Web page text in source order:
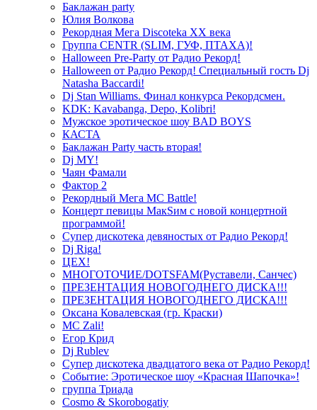
Баклажан party
Юлия Волкова
Рекордная Мега Discoteka XX века
Группа CENTR (SLIM, ГУФ, ПТАХА)!
Halloween Pre-Party от Радио Рекорд!
Halloween от Радио Рекорд! Специальный гость Dj
Natasha Baccardi!
Dj Stan Williams. Финал конкурса Рекордсмен.
KDK: Kavabanga, Depo, Kolibri!
Мужское эротическое шоу BAD BOYS
КАСТА
Баклажан Party часть вторая!
Dj MY!
Чаян Фамали
Фактор 2
Рекордный Мега МС Battle!
Концерт певицы МакSим с новой концертной
программой!
Супер дискотека девяностых от Радио Рекорд!
Dj Riga!
ЦЕХ!
МНОГОТОЧИЕ/DOTSFAM(Руставели, Санчес)
ПРЕЗЕНТАЦИЯ НОВОГОДНЕГО ДИСКА!!!
ПРЕЗЕНТАЦИЯ НОВОГОДНЕГО ДИСКА!!!
Оксана Ковалевская (гр. Краски)
MC Zali!
Егор Крид
Dj Rublev
Супер дискотека двадцатого века от Радио Рекорд!
Событие: Эротическое шоу «Красная Шапочка»!
группа Триада
Cosmo & Skorobogatiy